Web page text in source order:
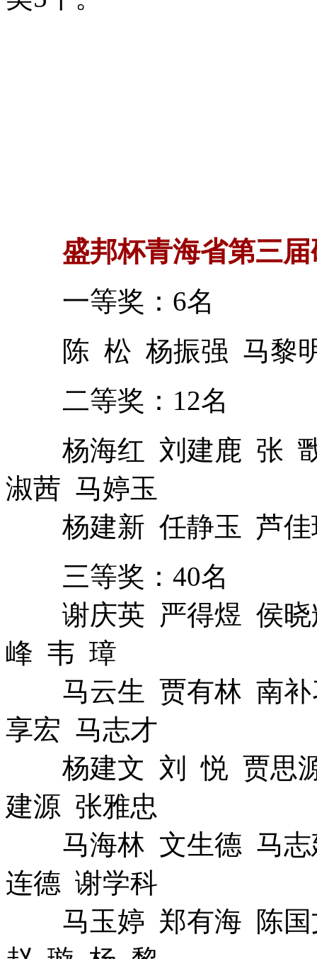
盛邦杯青海省第三
一等奖：6名
陈 松 杨振强 马黎明
二等奖：12名
杨海红 刘建鹿 张
淑茜 马婷玉
杨建新 任静玉 芦佳
三等奖：40名
谢庆英 严得煜 侯晓
峰 韦 璋
马云生 贾有林 南补
享宏 马志才
杨建文 刘 悦 贾思
建源 张雅忠
马海林 文生德 马志
连德 谢学科
马玉婷 郑有海 陈国